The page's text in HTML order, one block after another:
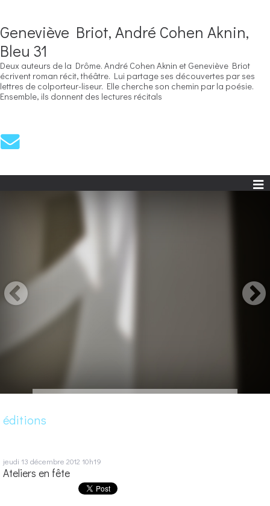
Geneviève Briot, André Cohen Aknin,
Bleu 31
Deux auteurs de la Drôme. André Cohen Aknin et Geneviève Briot
écrivent roman récit, théâtre. Lui partage ses découvertes par ses
lettres de colporteur-liseur. Elle cherche son chemin par la poésie.
Ensemble, ils donnent des lectures récitals
éditions
jeudi 13 décembre 2012 10h19
Ateliers en fête